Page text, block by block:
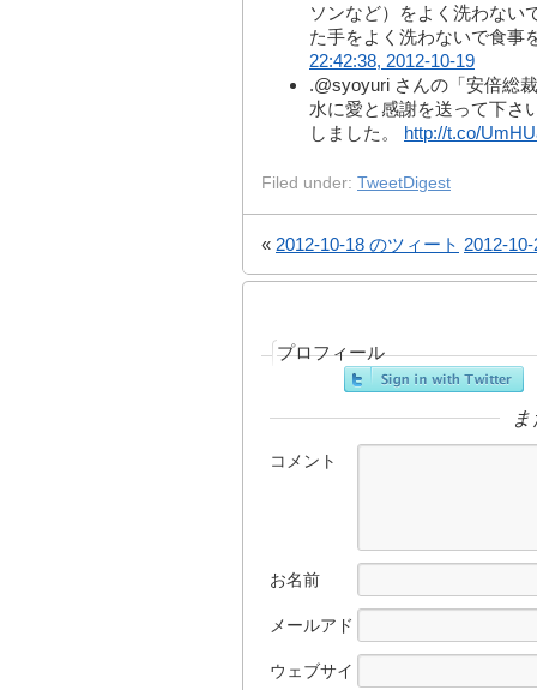
ソンなど）をよく洗わない
た手をよく洗わないで食
22:42:38, 2012-10-19
.@syoyuri さんの「安倍総
水に愛と感謝を送って下さ
しました。 http://t.co/
Filed under: TweetDigest
« 2012-10-18 のツィート 2012-
プロフィール
コメント
お名前
メールアド
ウェブサイ